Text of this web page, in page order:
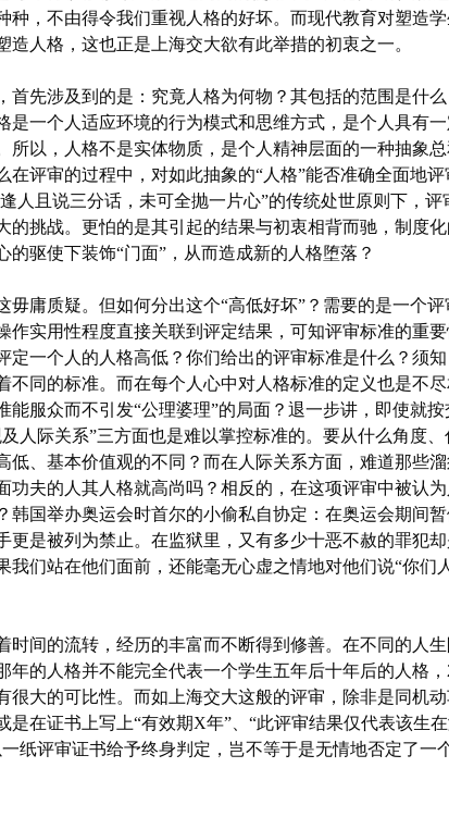
种，不由得令我们重视人格的好坏。而现代教育对塑造
造人格，这也正是上海交大欲有此举措的初衷之一。
先涉及到的是：究竟人格为何物？其包括的范围是什
是一个人适应环境的行为模式和思维方式，是个人具有
所以，人格不是实体物质，是个人精神层面的一种抽象
在评审的过程中，对如此抽象的“人格”能否准确全面地评
人且说三分话，未可全抛一片心”的传统处世原则下，评
的挑战。更怕的是其引起的结果与初衷相背而驰，制度
的驱使下装饰“门面”，从而造成新的人格堕落？
庸质疑。但如何分出这个“高低好坏”？需要的是一个评
作实用性程度直接关联到评定结果，可知评审标准的重要
定一个人的人格高低？你们给出的评审标准是什么？须
不同的标准。而在每个人心中对人格标准的定义也是不
能服众而不引发“公理婆理”的局面？退一步讲，即使就
人际关系”三方面也是难以掌控标准的。要从什么角度
低、基本价值观的不同？而在人际关系方面，难道那些
功夫的人其人格就高尚吗？相反的，在这项评审中被认
韩国举办奥运会时首尔的小偷私自协定：在奥运会期间
更是被列为禁止。在监狱里，又有多少十恶不赦的罪犯
我们站在他们面前，还能毫无心虚之情地对他们说“你们
间的流转，经历的丰富而不断得到修善。在不同的人
年的人格并不能完全代表一个学生五年后十年后的人格，
很大的可比性。而如上海交大这般的评审，除非是同机
是在证书上写上“有效期X年”、“此评审结果仅代表该生
纸评审证书给予终身判定，岂不等于是无情地否定了一